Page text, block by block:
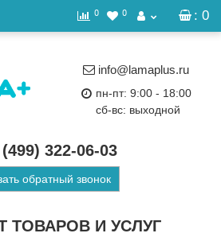
: 0
0 0
ТОВАРОВ И УСЛУГ
info@lamaplus.ru
пн-пт: 9:00 - 18:00
сб-вс: выходной
322-06-03
обратный звонок